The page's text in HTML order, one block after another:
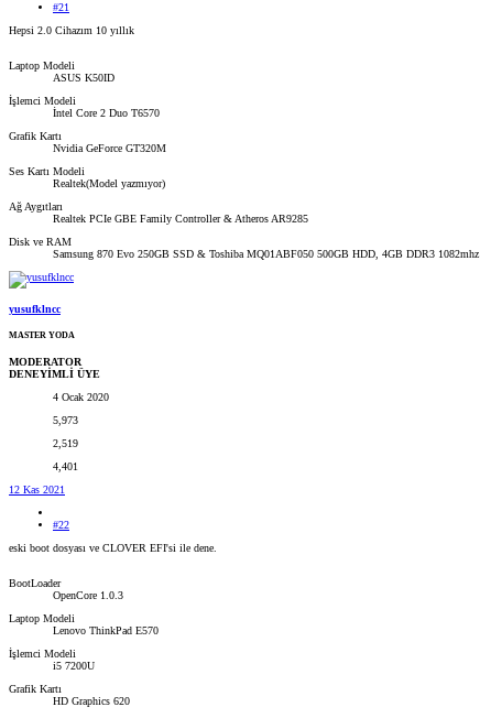
#21
Hepsi 2.0 Cihazım 10 yıllık
Laptop Modeli
ASUS K50ID
İşlemci Modeli
İntel Core 2 Duo T6570
Grafik Kartı
Nvidia GeForce GT320M
Ses Kartı Modeli
Realtek(Model yazmıyor)
Ağ Aygıtları
Realtek PCIe GBE Family Controller & Atheros AR9285
Disk ve RAM
Samsung 870 Evo 250GB SSD & Toshiba MQ01ABF050 500GB HDD, 4GB DDR3 1082mhz
yusufklncc
MASTER YODA
MODERATOR
DENEYİMLİ ÜYE
4 Ocak 2020
5,973
2,519
4,401
12 Kas 2021
#22
eski boot dosyası ve CLOVER EFI'si ile dene.
BootLoader
OpenCore 1.0.3
Laptop Modeli
Lenovo ThinkPad E570
İşlemci Modeli
i5 7200U
Grafik Kartı
HD Graphics 620